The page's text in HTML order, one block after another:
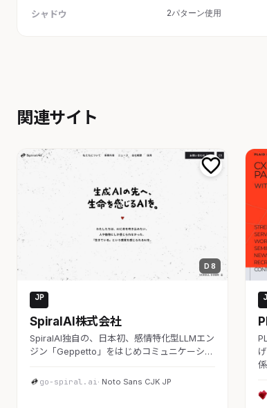
シャドウ 2パターン使用
関連サイト
D 8
JP
SpiralAI株式会社
SpiralAI独自の、日本初、感情特化型LLMエン
ジン「Geppetto」をはじめコミュニケーシ…
go-spiral.ai · Noto Sans CJK JP